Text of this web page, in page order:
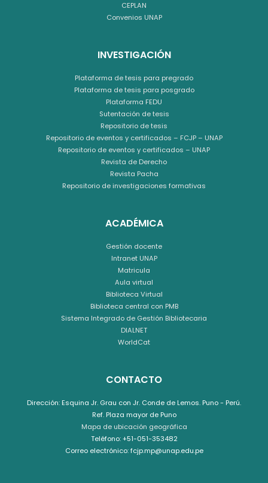
CEPLAN
Convenios UNAP
INVESTIGACIÓN
Plataforma de tesis para pregrado
Plataforma de tesis para posgrado
Plataforma FEDU
Sutentación de tesis
Repositorio de tesis
Repositorio de eventos y certificados – FCJP – UNAP
Repositorio de eventos y certificados – UNAP
Revista de Derecho
Revista Pacha
Repositorio de investigaciones formativas
ACADÉMICA
Gestión docente
Intranet UNAP
Matricula
Aula virtual
Biblioteca Virtual
Biblioteca central con PMB
Sistema Integrado de Gestión Bibliotecaria
DIALNET
WorldCat
CONTACTO
Dirección: Esquina Jr. Grau con Jr. Conde de Lemos. Puno - Perú.
Ref. Plaza mayor de Puno
Mapa de ubicación geográfica
Teléfono: +51-051-353482
Correo electrónico: fcjp.mp@unap.edu.pe